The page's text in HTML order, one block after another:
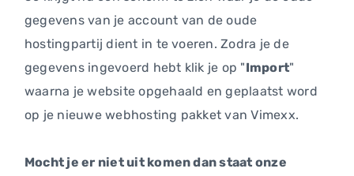
gegevens van je account van de oude
hostingpartij dient in te voeren. Zodra je de
gegevens ingevoerd hebt klik je op "Import"
waarna je website opgehaald en geplaatst word
op je nieuwe webhosting pakket van Vimexx.
Mocht je er niet uit komen dan staat onze